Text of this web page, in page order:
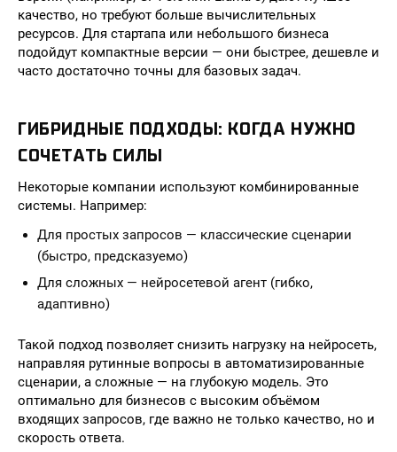
качество, но требуют больше вычислительных
ресурсов. Для стартапа или небольшого бизнеса
подойдут компактные версии — они быстрее, дешевле и
часто достаточно точны для базовых задач.
ГИБРИДНЫЕ ПОДХОДЫ: КОГДА НУЖНО
СОЧЕТАТЬ СИЛЫ
Некоторые компании используют комбинированные
системы. Например:
Для простых запросов — классические сценарии
(быстро, предсказуемо)
Для сложных — нейросетевой агент (гибко,
адаптивно)
Такой подход позволяет снизить нагрузку на нейросеть,
направляя рутинные вопросы в автоматизированные
сценарии, а сложные — на глубокую модель. Это
оптимально для бизнесов с высоким объёмом
входящих запросов, где важно не только качество, но и
скорость ответа.